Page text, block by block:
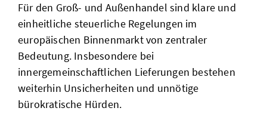
Für den Groß- und Außenhandel sind klare und
einheitliche steuerliche Regelungen im
europäischen Binnenmarkt von zentraler
Bedeutung. Insbesondere bei
innergemeinschaftlichen Lieferungen bestehen
weiterhin Unsicherheiten und unnötige
bürokratische Hürden.